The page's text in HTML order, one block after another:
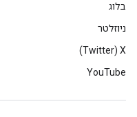
בלוג
ניוזלטר
X‏ (Twitter)
YouTube